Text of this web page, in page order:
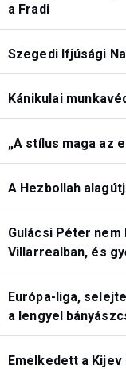
a Fradi
Szegedi Ifjúsági
Kánikulai
„A stílus maga az
A Hezbollah
Gulácsi Péter
Villarrealban, és
Európa-liga,
a lengyel
Emelkedett a